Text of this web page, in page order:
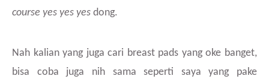
course yes yes yes dong.
Nah kalian yang juga cari breast pads yang oke banget,
bisa coba juga nih sama seperti saya yang pake